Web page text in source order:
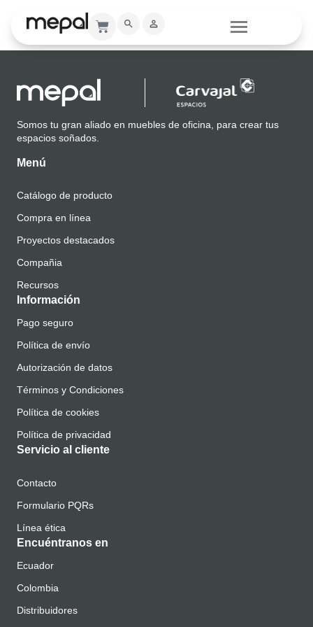
Catálogo
Somos tu gran aliado en muebles de oficina, para crear tus
espacios soñados.
Menú
Catálogo de producto
Compra en línea
Proyectos destacados
Compañia
Recursos
Información
Pago seguro
Política de envío
Autorización de datos
Términos y Condiciones
Política de cookies
Política de privacidad
Servicio al cliente
Contacto
Formulario PQRs
Línea ética
Encuéntranos en
Ecuador
Colombia
Distribuidores